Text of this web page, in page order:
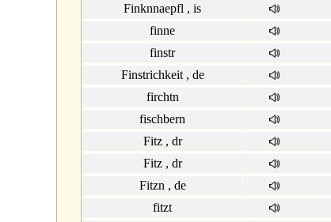
Finknnaepfl , is
finne
finstr
Finstrichkeit , de
firchtn
fischbern
Fitz , dr
Fitz , dr
Fitzn , de
fitzt